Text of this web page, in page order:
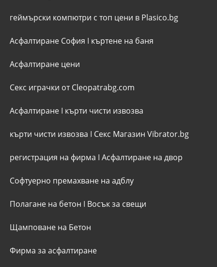
геймърски компютри с топ цени в Plasico.bg
Асфалтиране София I къртене на баня
Асфалтиране цени
Секс играчки от Cleopatrabg.com
Асфалтиране I кърти чисти извозва
кърти чисти извозва I Секс Магазин Vibrator.bg
регистрация на фирма I Асфалтиране на двор
Софтуерно премахване на адблу
Полагане на бетон I Восък за свещи
Щамповане на Бетон
Фирма за асфалтиране